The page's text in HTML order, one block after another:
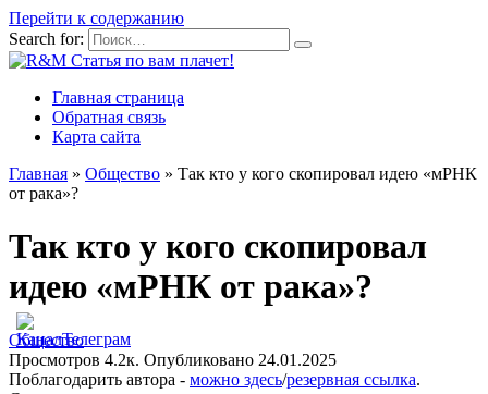
Перейти к содержанию
Search for:
Главная страница
Обратная связь
Карта сайта
Главная » Общество » Так кто у кого скопировал идею «мРНК
от рака»?
Так кто у кого скопировал
идею «мРНК от рака»?
Общество
Просмотров 4.2к. Опубликовано 24.01.2025
Поблагодарить автора - можно здесь/резервная ссылка.